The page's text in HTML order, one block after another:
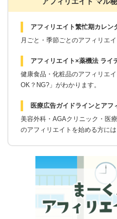
アフィリエイト繁忙期カレン
月ごと・季節ごとのアフィリエ
アフィリエイト×薬機法 ライ
健康食品・化粧品のアフィリエ
OK？NG?」がわかります。
医療広告ガイドラインとアフ
美容外科・AGAクリニック・医
のアフィリエイトを始める方には